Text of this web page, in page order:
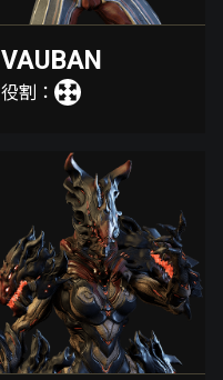
VAUBAN
役割：